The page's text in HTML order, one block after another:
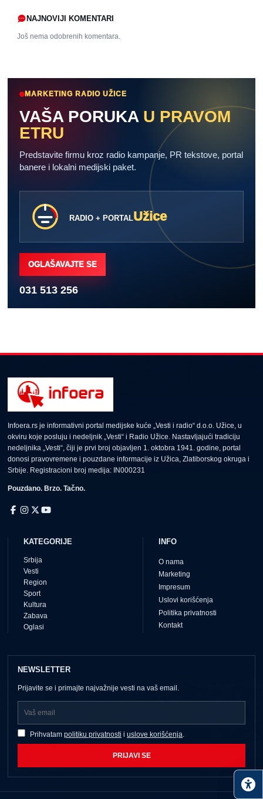
NAJNOVIJI KOMENTARI
Još nema odobrenih komentara.
MARKETING RADIO UŽICE
VAŠA PORUKA U PRAVOM
ETRU
Predstavite firmu kroz radio kampanje, PR tekstove, portal
banere i lokalni medijski paket.
RADIO + PORTALUžice
OGLAŠAVAJTE SE
031 513 256
Infoera.rs je informativni portal medijske kuće „Vesti i radio“ d.o.o. Užice, u
okviru koje posluju i nedeljnik „Vesti“ i Radio Užice. Nastavljajući tradiciju
nedeljnika „Vesti“, čiji je prvi broj objavljen 1. oktobra 1941. godine, portal
donosi pravovremene i pouzdane informacije iz Užica, Zlatiborskog okruga i
Srbije. Registracioni broj medija: IN000231
Pouzdano. Brzo. Tačno.
KATEGORIJE
Srbija
Vesti
Region
Sport
Kultura
Zabava
Oglasi
INFO
O nama
Marketing
Impresum
Uslovi korišćenja
Politika privatnosti
Kontakt
NEWSLETTER
Prijavite se i primajte najvažnije vesti na vaš email.
Prihvatam politiku privatnosti i uslove korišćenja.
PRIJAVI SE